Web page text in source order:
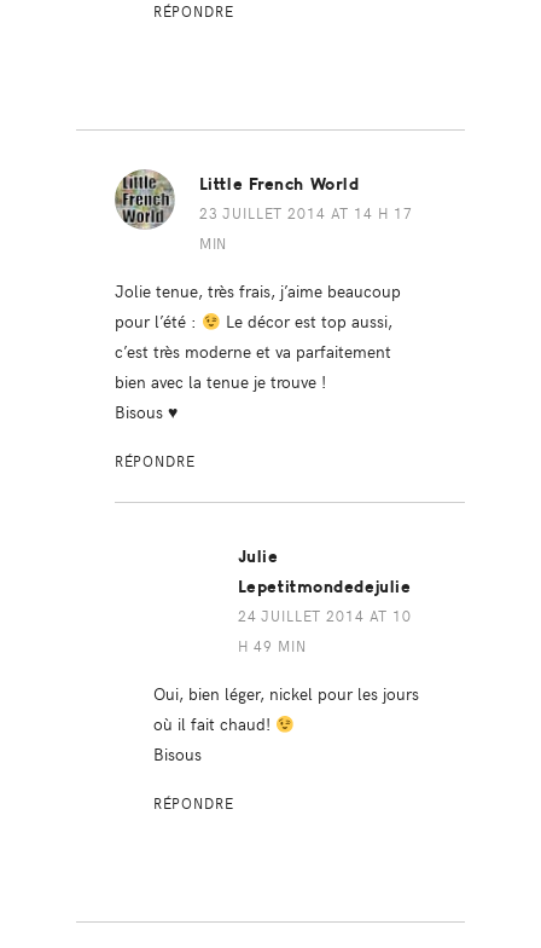
RÉPONDRE
Little French World
23 JUILLET 2014 AT 14 H 17
MIN
Jolie tenue, très frais, j’aime beaucoup
pour l’été :
Le décor est top aussi,
c’est très moderne et va parfaitement
bien avec la tenue je trouve !
Bisous ♥
RÉPONDRE
Julie
Lepetitmondedejulie
24 JUILLET 2014 AT 10
H 49 MIN
Oui, bien léger, nickel pour les jours
où il fait chaud!
Bisous
RÉPONDRE